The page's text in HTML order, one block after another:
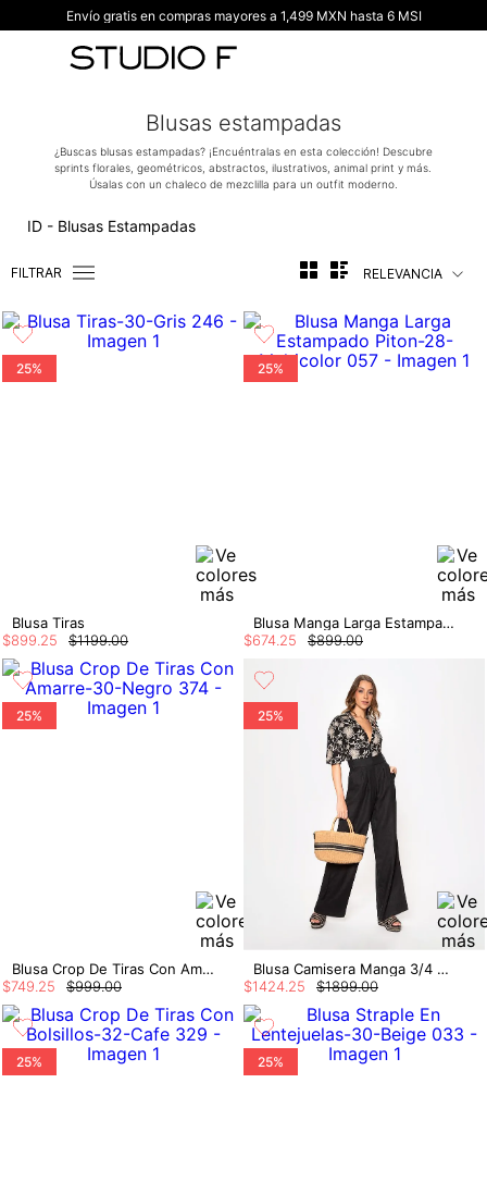
Envío gratis en compras mayores a 1,499 MXN hasta 6 MSI
Blusas estampadas
¿Buscas blusas estampadas? ¡Encuéntralas en esta colección! Descubre
sprints florales, geométricos, abstractos, ilustrativos, animal print y más.
Úsalas con un chaleco de mezclilla para un outfit moderno.
ID - Blusas Estampadas
FILTRAR RELEVANCIA
25%
Blusa Tiras
$1199.00
$899 25
25%
Blusa Manga Larga Estampado Piton
$899.00
$674 25
25%
Blusa Crop De Tiras Con Amarre
$999.00
$749.25
25%
Blusa Camisera Manga 3/4 Con Insumo En P
$1899.00
$1424.25
25% 25%
TÉRMINOS MÁS BUSCADOS
vestidos
tiro alto
body studio f
8.
blusa
9.
short